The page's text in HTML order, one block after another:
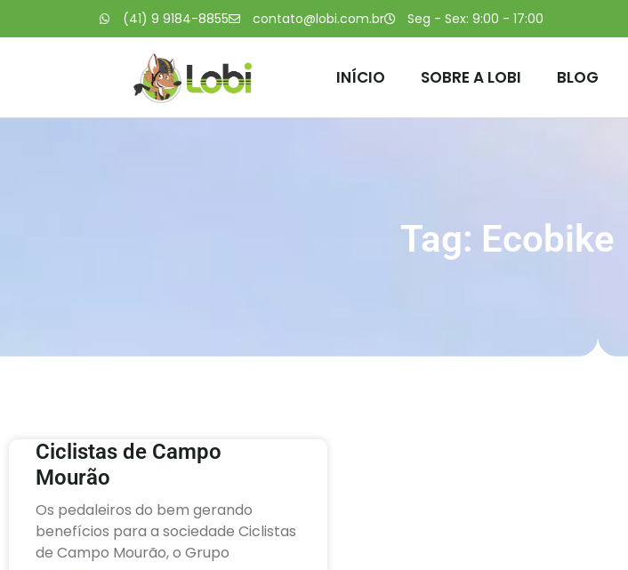
(41) 9 9184-8855 contato@lobi.com.br Seg - Sex: 9:00 - 17:00
INÍCIO SOBRE A LOBI BLOG
Tag: Ecobike
Ciclistas de Campo
Mourão
Os pedaleiros do bem gerando
benefícios para a sociedade Ciclistas
de Campo Mourão, o Grupo